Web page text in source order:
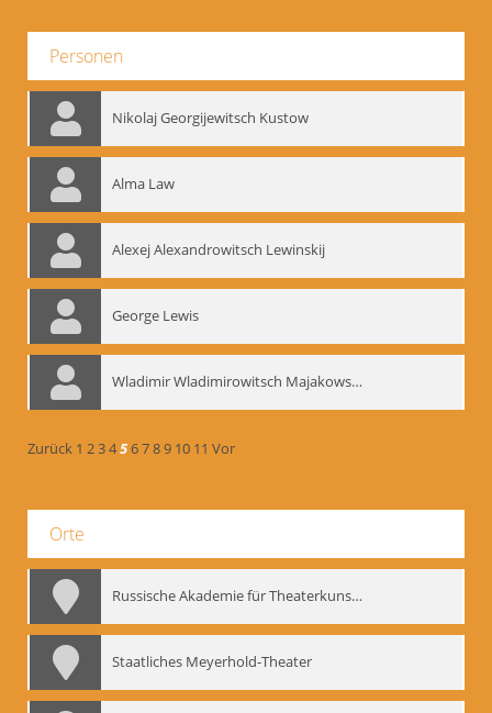
Personen
Nikolaj Georgijewitsch Kustow
Alma Law
Alexej Alexandrowitsch Lewinskij
George Lewis
Wladimir Wladimirowitsch Majakowskij
Zurück 1 23456789 10 11 Vor
Orte
Russische Akademie für Theaterkunst – GITIS
Staatliches Meyerhold-Theater